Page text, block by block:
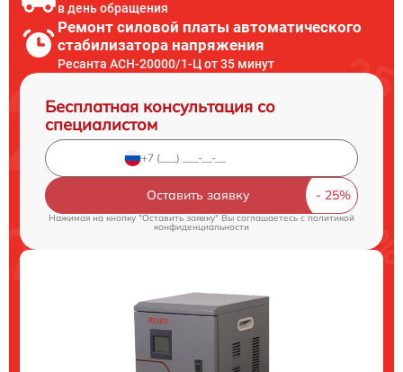
в день обращения
Ремонт силовой платы автоматического
стабилизатора напряжения
Ресанта АСН-20000/1-Ц от 35 минут
Бесплатная консультация со
специалистом
Оставить заявку
Нажимая на кнопку "Оставить заявку" Вы соглашаетесь cполитикой
конфиденциальности